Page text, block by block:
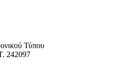
Τύπου
242097